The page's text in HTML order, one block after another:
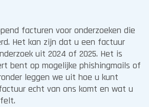
prettige omgeving krijgt
snel de juiste diagnose.
facturen voor onderzoeken die
Het kan zijn dat u een factuur
uit 2024 of 2025. Het is
bent op mogelijke phishingmails of
leggen we uit hoe u kunt
echt van ons komt en wat u